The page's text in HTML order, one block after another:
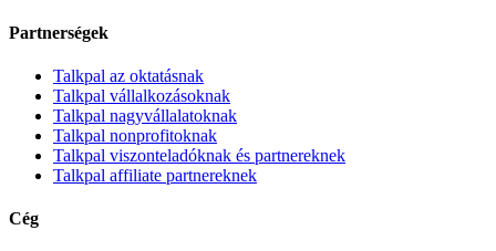
Partnerségek
Talkpal az oktatásnak
Talkpal vállalkozásoknak
Talkpal nagyvállalatoknak
Talkpal nonprofitoknak
Talkpal viszonteladóknak és partnereknek
Talkpal affiliate partnereknek
Cég